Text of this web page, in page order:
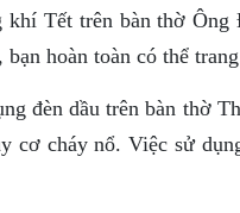
Tết trên bàn thờ
hoàn toàn có thể
đèn dầu trên bàn thờ
cơ cháy nổ. Việc sử